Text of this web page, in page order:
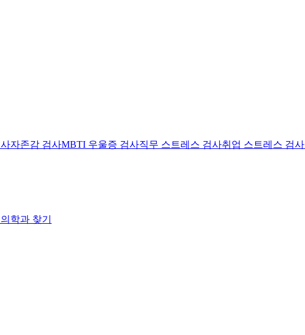
자존감 검사MBTI 우울증 검사직무 스트레스 검사취업 스트레스 검사
학과 찾기